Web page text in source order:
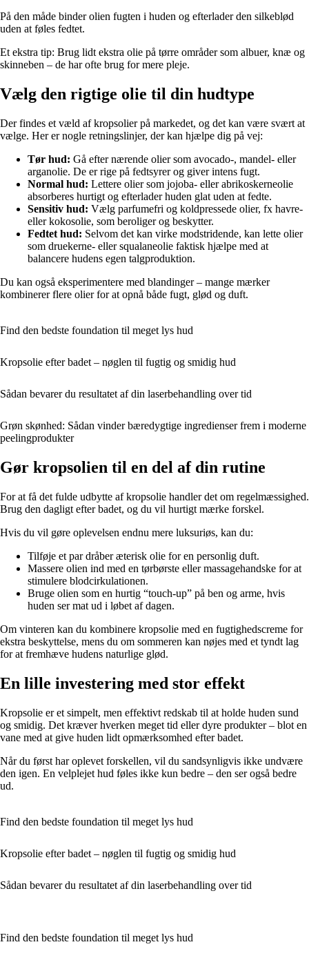
På den måde binder olien fugten i huden og efterlader den silkeblød
uden at føles fedtet.
Et ekstra tip: Brug lidt ekstra olie på tørre områder som albuer, knæ og
skinneben – de har ofte brug for mere pleje.
Vælg den rigtige olie til din hudtype
Der findes et væld af kropsolier på markedet, og det kan være svært at
vælge. Her er nogle retningslinjer, der kan hjælpe dig på vej:
Tør hud: Gå efter nærende olier som avocado-, mandel- eller
arganolie. De er rige på fedtsyrer og giver intens fugt.
Normal hud: Lettere olier som jojoba- eller abrikoskerneolie
absorberes hurtigt og efterlader huden glat uden at fedte.
Sensitiv hud: Vælg parfumefri og koldpressede olier, fx havre-
eller kokosolie, som beroliger og beskytter.
Fedtet hud: Selvom det kan virke modstridende, kan lette olier
som druekerne- eller squalaneolie faktisk hjælpe med at
balancere hudens egen talgproduktion.
Du kan også eksperimentere med blandinger – mange mærker
kombinerer flere olier for at opnå både fugt, glød og duft.
Find den bedste foundation til meget lys hud
Kropsolie efter badet – nøglen til fugtig og smidig hud
Sådan bevarer du resultatet af din laserbehandling over tid
Grøn skønhed: Sådan vinder bæredygtige ingredienser frem i moderne
peelingprodukter
Gør kropsolien til en del af din rutine
For at få det fulde udbytte af kropsolie handler det om regelmæssighed.
Brug den dagligt efter badet, og du vil hurtigt mærke forskel.
Hvis du vil gøre oplevelsen endnu mere luksuriøs, kan du:
Tilføje et par dråber æterisk olie for en personlig duft.
Massere olien ind med en tørbørste eller massagehandske for at
stimulere blodcirkulationen.
Bruge olien som en hurtig “touch-up” på ben og arme, hvis
huden ser mat ud i løbet af dagen.
Om vinteren kan du kombinere kropsolie med en fugtighedscreme for
ekstra beskyttelse, mens du om sommeren kan nøjes med et tyndt lag
for at fremhæve hudens naturlige glød.
En lille investering med stor effekt
Kropsolie er et simpelt, men effektivt redskab til at holde huden sund
og smidig. Det kræver hverken meget tid eller dyre produkter – blot en
vane med at give huden lidt opmærksomhed efter badet.
Når du først har oplevet forskellen, vil du sandsynligvis ikke undvære
den igen. En velplejet hud føles ikke kun bedre – den ser også bedre
ud.
Find den bedste foundation til meget lys hud
Kropsolie efter badet – nøglen til fugtig og smidig hud
Sådan bevarer du resultatet af din laserbehandling over tid
Find den bedste foundation til meget lys hud